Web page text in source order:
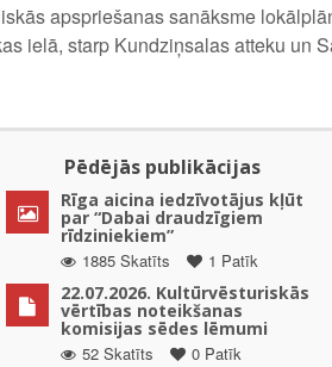
apspriešanas sanāksme
ielā, starp Kundziņsalas atteku un
Pēdējās publikācijas
Rīga aicina iedzīvotājus kļūt
par “Dabai draudzīgiem
rīdziniekiem”
1885 Skatīts
1 Patīk
22.07.2026. Kultūrvēsturiskās
vērtības noteikšanas
komisijas sēdes lēmumi
52 Skatīts
0 Patīk